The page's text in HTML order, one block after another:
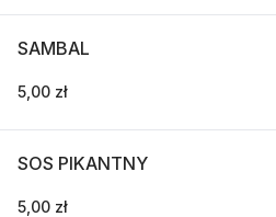
SAMBAL
5,00 zł
SOS PIKANTNY
5,00 zł